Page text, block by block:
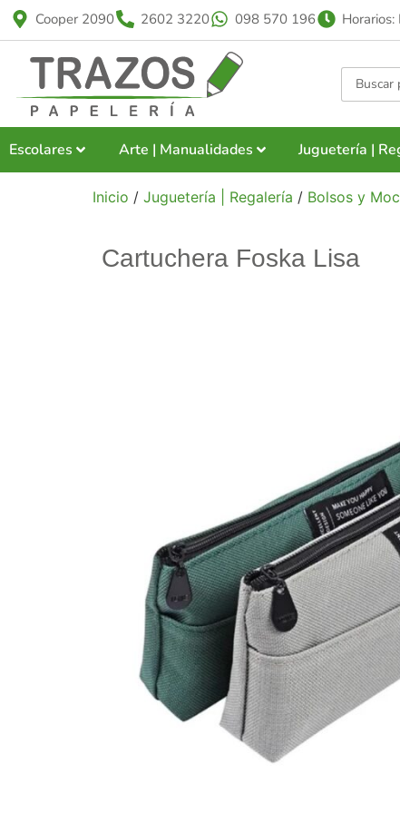
Cooper 2090 2602 3220 098 570 196
Escolares Arte | Manualidades Juguetería |
Inicio / Juguetería | Regalería / Bolsos y
Cartuchera Foska Lisa